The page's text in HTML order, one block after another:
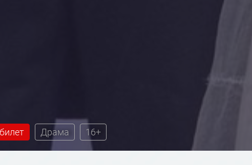
Драма 16+